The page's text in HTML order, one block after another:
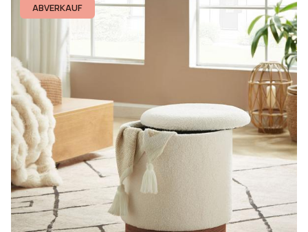
ABVERKAUF